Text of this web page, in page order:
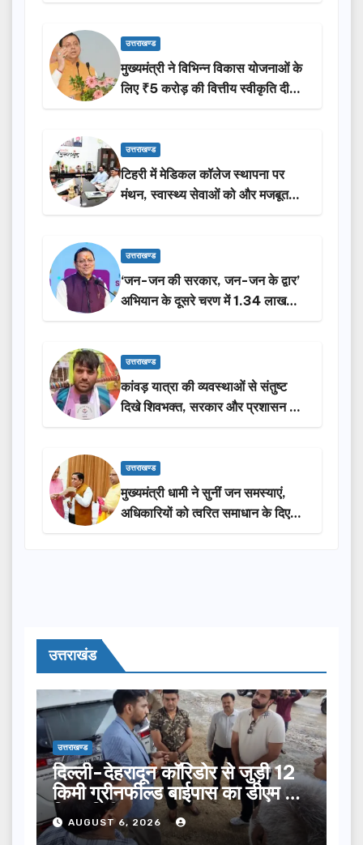
उत्तराखण्ड
मुख्यमंत्री ने विभिन्न विकास योजनाओं के
लिए ₹5 करोड़ की वित्तीय स्वीकृति दी…
उत्तराखण्ड
टिहरी में मेडिकल कॉलेज स्थापना पर
मंथन, स्वास्थ्य सेवाओं को और मजबूत
करेगी सरकार: मुख्यमंत्री धामी…
उत्तराखण्ड
‘जन-जन की सरकार, जन-जन के द्वार’
अभियान के दूसरे चरण में 1.34 लाख
लोगों की भागीदारी…
उत्तराखण्ड
कांवड़ यात्रा की व्यवस्थाओं से संतुष्ट
दिखे शिवभक्त, सरकार और प्रशासन की
सराहना…
उत्तराखण्ड
मुख्यमंत्री धामी ने सुनीं जन समस्याएं,
अधिकारियों को त्वरित समाधान के दिए
निर्देश
उत्तराखंड
उत्तराखण्ड
दिल्ली-देहरादून कॉरिडोर से जुड़ी 12
किमी ग्रीनफील्ड बाईपास का डीएम ने
किया निरीक्षण…
AUGUST 6, 2026